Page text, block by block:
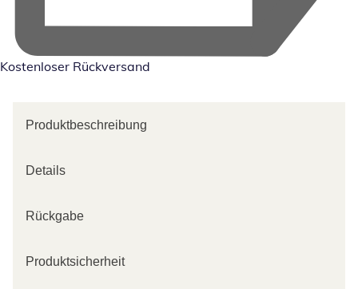
Kostenloser Rückversand
Produktbeschreibung
Details
Rückgabe
Produktsicherheit